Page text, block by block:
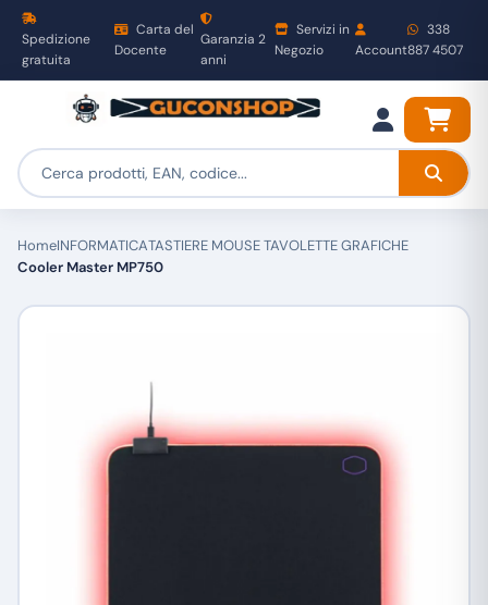
Spedizione
gratuita
Carta del
Docente
Garanzia 2
anni
Servizi in
Negozio
Account
338
887 4507
HomeINFORMATICATASTIERE MOUSE TAVOLETTE GRAFICHE
Cooler Master MP750